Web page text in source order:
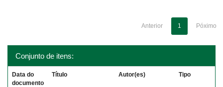
Anterior 1 Póximo
Conjunto de itens:
Data do
documento
Título Autor(es) Tipo